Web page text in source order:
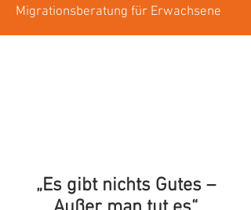
Migrationsberatung für Erwachsene
„Es gibt nichts Gutes –